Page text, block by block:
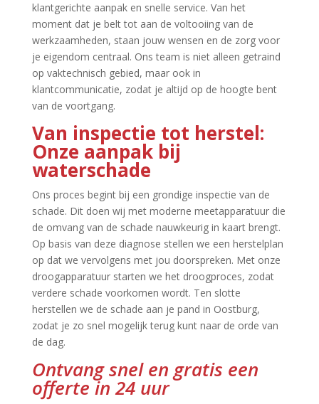
klantgerichte aanpak en snelle service.​ Van het
moment dat je belt tot aan de voltooiing van de
werkzaamheden, staan jouw wensen en de zorg voor
je eigendom centraal.​ Ons team is niet alleen getraind
op vaktechnisch gebied, maar ook in
klantcommunicatie, zodat je altijd op de hoogte bent
van de voortgang.​
Van inspectie tot herstel:
Onze aanpak bij
waterschade
Ons proces begint bij een grondige inspectie van de
schade.​ Dit doen wij met moderne meetapparatuur die
de omvang van de schade nauwkeurig in kaart brengt.​
Op basis van deze diagnose stellen we een herstelplan
op dat we vervolgens met jou doorspreken.​ Met onze
droogapparatuur starten we het droogproces, zodat
verdere schade voorkomen wordt.​ Ten slotte
herstellen we de schade aan je pand in Oostburg,
zodat je zo snel mogelijk terug kunt naar de orde van
de dag.​
Ontvang snel en gratis een
offerte in 24 uur